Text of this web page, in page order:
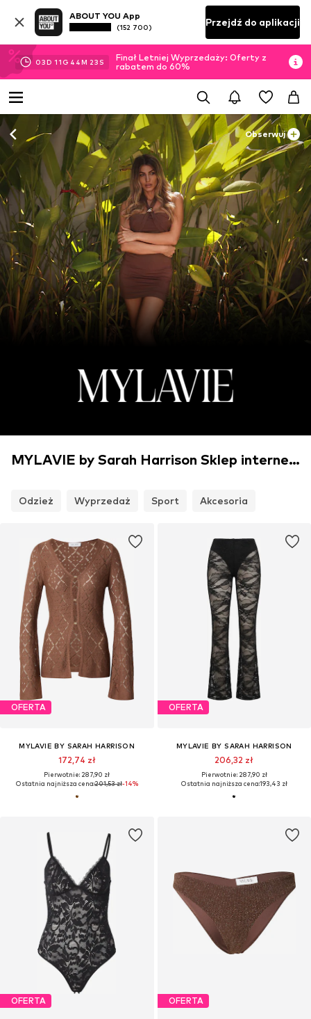
ABOUT YOU App
(152 700) Przejdź do aplikacji
03D 11 G 44M 21 S
Finał Letniej Wyprzedaży: Oferty z
rabatem do 60%
Obserwuj
MYLAVIE by Sarah Harrison Sklep internetowy
Odzież Wyprzedaż Sport Akcesoria
OFERTA
MYLAVIE BY SARAH HARRISON
172,74 zł
Pierwotnie: 287,90 zł
Ostatnia najniższa cena:201,53 zł-14%
OFERTA
MYLAVIE BY SARAH HARRISON
206,32 zł
Pierwotnie: 287,90 zł
Ostatnia najniższa cena:193,43 zł
OFERTA OFERTA